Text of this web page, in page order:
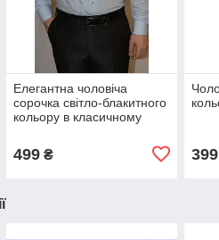
Елегантна чоловіча
сорочка світло-блакитного
кольору в класичному
499₴ 399